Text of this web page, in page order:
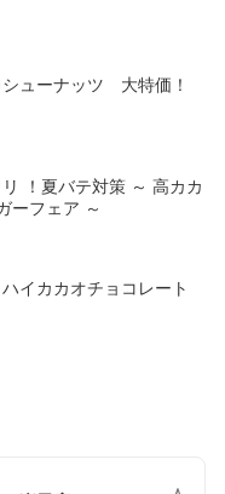
ューナッツ 大特価！
！夏バテ対策 ～ 高カカ
ーフェア ～
イカカオチョコレート